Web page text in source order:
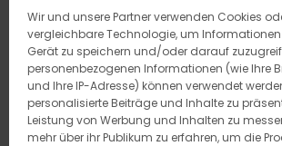
Wir und unsere Partner verwenden Cookies
vergleichbare Technologie, um
Gerät zu speichern und/oder darauf
personenbezogenen Informationen (wie Ihre
und Ihre IP-Adresse) können verwendet
personalisierte Beiträge und Inhalte zu
Leistung von Werbung und Inhalten zu
mehr über ihr Publikum zu erfahren, um die